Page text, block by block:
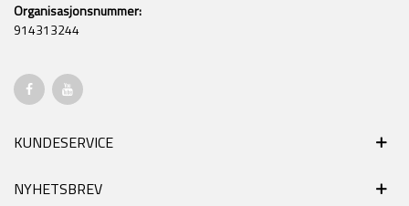
Organisasjonsnummer:
914313244
KUNDESERVICE
NYHETSBREV